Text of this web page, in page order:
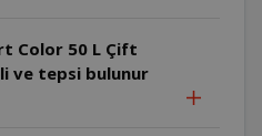
Color 50 L Çift
ve tepsi bulunur